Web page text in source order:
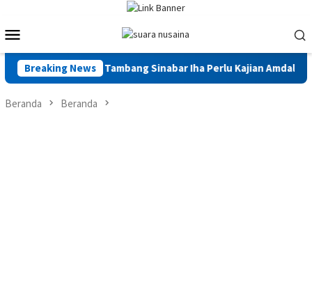
konten
Mobile
Breaking News
Legalitas Tambang Sinabar Iha Perlu Kajian Amdal
Beranda Beranda